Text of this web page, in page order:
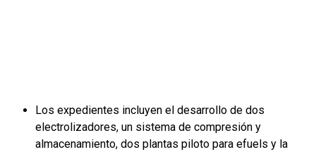
Los expedientes incluyen el desarrollo de dos
electrolizadores, un sistema de compresión y
almacenamiento, dos plantas piloto para efuels y la